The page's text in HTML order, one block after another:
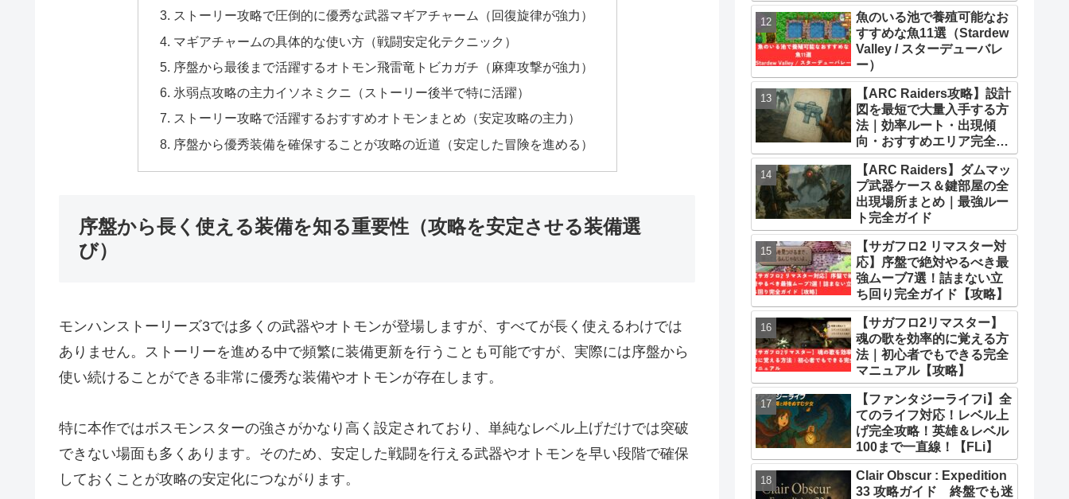
ストーリー攻略で圧倒的に優秀な武器マギアチャーム（回復旋律が強力）
マギアチャームの具体的な使い方（戦闘安定化テクニック）
序盤から最後まで活躍するオトモン飛雷竜トビカガチ（麻痺攻撃が強力）
氷弱点攻略の主力イソネミクニ（ストーリー後半で特に活躍）
ストーリー攻略で活躍するおすすめオトモンまとめ（安定攻略の主力）
序盤から優秀装備を確保することが攻略の近道（安定した冒険を進める）
序盤から長く使える装備を知る重要性（攻略を安定させる装備選
び）
モンハンストーリーズ3では多くの武器やオトモンが登場しますが、すべてが長く使えるわけでは
ありません。ストーリーを進める中で頻繁に装備更新を行うことも可能ですが、実際には序盤から
使い続けることができる非常に優秀な装備やオトモンが存在します。
特に本作ではボスモンスターの強さがかなり高く設定されており、単純なレベル上げだけでは突破
できない場面も多くあります。そのため、安定した戦闘を行える武器やオトモンを早い段階で確保
しておくことが攻略の安定化につながります。
魚のいる池で養殖可能なお
すすめな魚11選（Stardew
Valley / スターデューバレ
ー）
【ARC Raiders攻略】設計
図を最短で大量入手する方
法｜効率ルート・出現傾
向・おすすめエリア完全ま
とめ
【ARC Raiders】ダムマッ
プ武器ケース＆鍵部屋の全
出現場所まとめ｜最強ルー
ト完全ガイド
【サガフロ2 リマスター対
応】序盤で絶対やるべき最
強ムーブ7選！詰まない立
ち回り完全ガイド【攻略】
【サガフロ2リマスター】
魂の歌を効率的に覚える方
法｜初心者でもできる完全
マニュアル【攻略】
【ファンタジーライフi】全
てのライフ対応！レベル上
げ完全攻略！英雄＆レベル
100まで一直線！【FLi】
Clair Obscur : Expedition
33 攻略ガイド 終盤でも迷